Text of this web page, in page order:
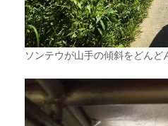
ソンテウが山手の傾斜をどんど